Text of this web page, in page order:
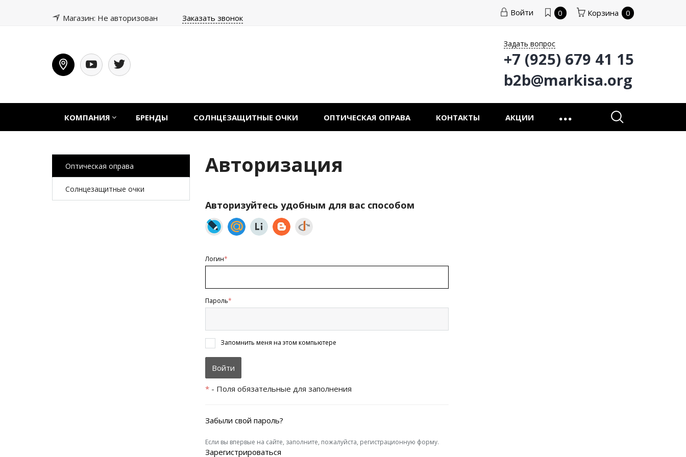
Магазин: Не авторизован Заказать звонок
Войти 0 Корзина 0
Задать вопрос
+7 (925) 679 41 15
b2b@markisa.org
КОМПАНИЯ БРЕНДЫ СОЛНЦЕЗАЩИТНЫЕ ОЧКИ ОПТИЧЕСКАЯ ОПРАВА КОНТАКТЫ АКЦИИ
Авторизация
Авторизуйтесь удобным для вас способом
Логин*
Пароль*
Запомнить меня на этом компьютере
* - Поля обязательные для заполнения
Забыли свой пароль?
Если вы впервые на сайте, заполните, пожалуйста, регистрационную форму.
Зарегистрироваться
Оптическая оправа
Солнцезащитные очки